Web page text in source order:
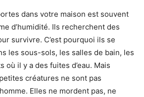
dans votre maison est souvent
d’humidité. Ils recherchent des
survivre. C’est pourquoi ils se
les sous-sols, les salles de bain, les
où il y a des fuites d’eau. Mais
créatures ne sont pas
Elles ne mordent pas, ne